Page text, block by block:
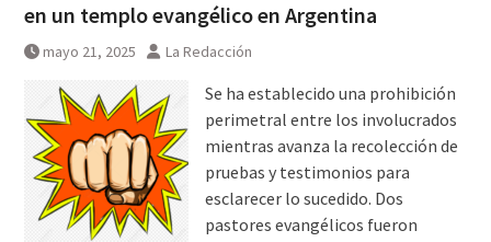
en un templo evangélico en Argentina
mayo 21, 2025 La Redacción
Se ha establecido una prohibición
perimetral entre los involucrados
mientras avanza la recolección de
pruebas y testimonios para
esclarecer lo sucedido. Dos
pastores evangélicos fueron